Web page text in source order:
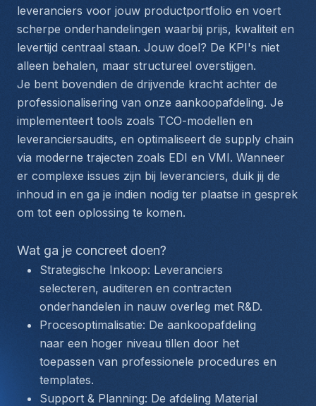
leveranciers voor jouw productportfolio en voert
scherpe onderhandelingen waarbij prijs, kwaliteit en
levertijd centraal staan. Jouw doel? De KPI's niet
alleen behalen, maar structureel overstijgen.
Je bent bovendien de drijvende kracht achter de
professionalisering van onze aankoopafdeling. Je
implementeert tools zoals TCO-modellen en
leveranciersaudits, en optimaliseert de supply chain
via moderne trajecten zoals EDI en VMI. Wanneer
er complexe issues zijn bij leveranciers, duik jij de
inhoud in en ga je indien nodig ter plaatse in gesprek
om tot een oplossing te komen.
Wat ga je concreet doen?
Strategische Inkoop: Leveranciers
selecteren, auditeren en contracten
onderhandelen in nauw overleg met R&D.
Procesoptimalisatie: De aankoopafdeling
naar een hoger niveau tillen door het
toepassen van professionele procedures en
templates.
Support & Planning: De afdeling Material